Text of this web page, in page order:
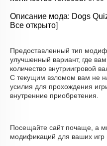
Описание мода: Dogs
Все открыто]
Предоставленный тип
улучшенный вариант, где
количество внутриигровой
С текущим взломом вам не
усилия для прохождения
внутренние приобретения.
Посещайте сайт почаще, а
модификаций для ваших игр